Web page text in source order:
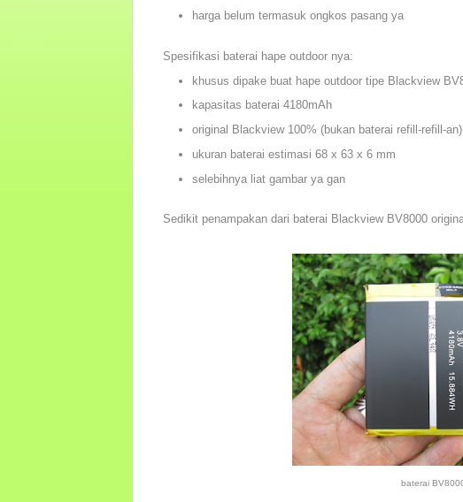
harga belum termasuk ongkos pasang ya
Spesifikasi baterai hape outdoor nya:
khusus dipake buat hape outdoor tipe Blackview
kapasitas baterai 4180mAh
original Blackview 100% (bukan baterai refill-refill-an)
ukuran baterai estimasi 68 x 63 x 6 mm
selebihnya liat gambar ya gan
Sedikit penampakan dari baterai Blackview BV8000
baterai